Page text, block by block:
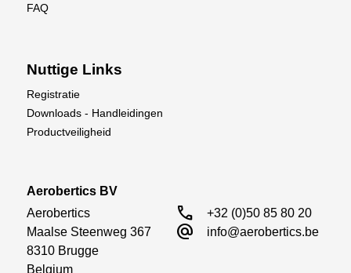
FAQ
Nuttige Links
Registratie
Downloads - Handleidingen
Productveiligheid
Aerobertics BV
Aerobertics
Maalse Steenweg 367
8310 Brugge
Belgium
call +32 (0)50 85 80 20
alternate_email info@aerobertics.be